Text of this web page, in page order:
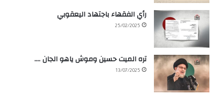
رأي الفقهاء باجتهاد اليعقوبي
25/02/2025
تره الميت حسين وموش ياهو الجان ….
13/07/2025